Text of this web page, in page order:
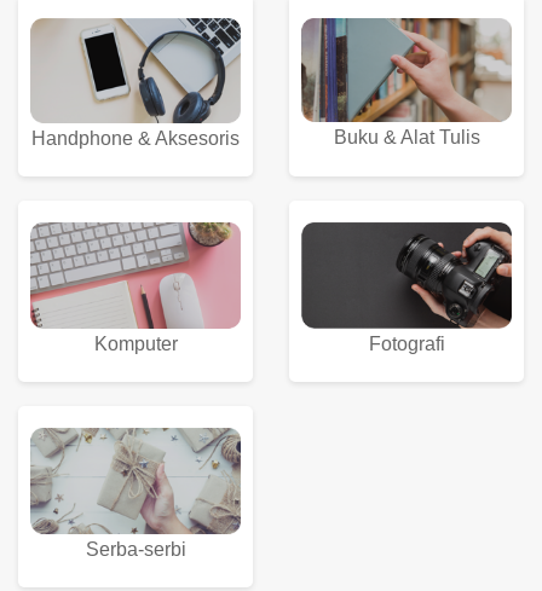
Handphone & Aksesoris Buku & Alat Tulis
Komputer Fotografi
Serba-serbi